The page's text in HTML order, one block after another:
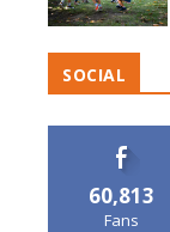
SOCIAL
60,813
Fans